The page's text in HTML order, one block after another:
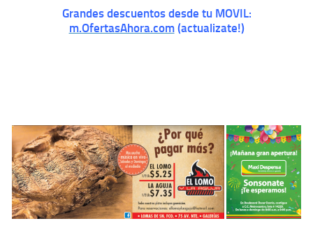
Grandes descuentos desde tu MOVIL:
m.OfertasAhora.com(actualizate!)